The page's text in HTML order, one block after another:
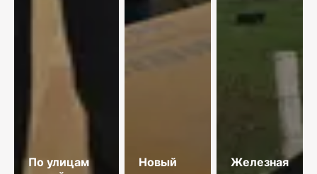
По улицам
Новый
Железная